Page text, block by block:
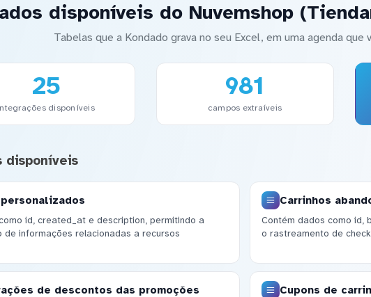
disponíveis do Nuvemshop
Tabelas que a Kondado grava no seu Excel, em uma agenda que
25
disponíveis
981
campos extraíveis
disponíveis
id, created_at e description, permitindo a
de informações relacionadas a recursos
Carrinhos
Contém dados como id,
o rastreamento de
de descontos das promoções Cupons de